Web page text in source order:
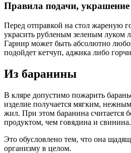
Правила подачи, украшение
Перед отправкой на стол жареную
украсить рубленым зеленым луком
Гарнир может быть абсолютно
подойдет кетчуп, аджика либо
Из баранины
В кляре допустимо пожарить
изделие получается мягким,
жил. При этом баранина считается
продуктом, чем говядина и свинина.
Это обусловлено тем, что она
организму в целом.